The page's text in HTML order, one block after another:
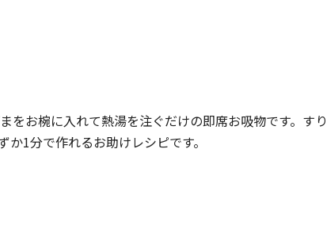
をお椀に入れて熱湯を注ぐだけの即席お吸物です。す
1分で作れるお助けレシピです。